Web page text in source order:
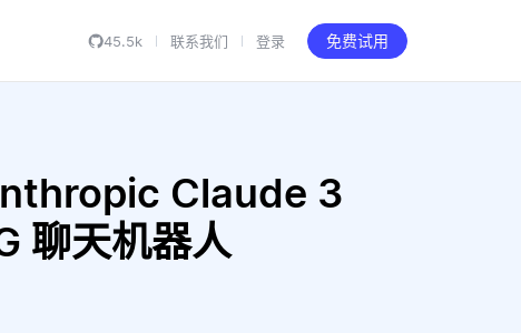
45.5k 联系我们 登录 免费试用
Claude 3
聊天机器人